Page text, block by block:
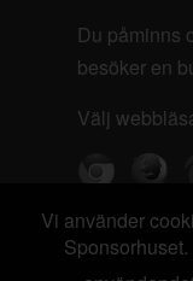
Du påminns
besöker en
Välj
Vi använder